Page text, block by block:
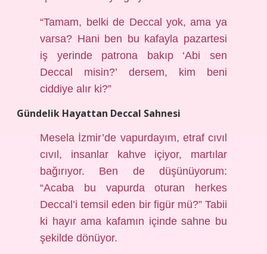
“Tamam, belki de Deccal yok, ama ya
varsa? Hani ben bu kafayla pazartesi
iş yerinde patrona bakıp ‘Abi sen
Deccal misin?’ dersem, kim beni
ciddiye alır ki?”
Gündelik Hayattan Deccal Sahnesi
Mesela İzmir’de vapurdayım, etraf cıvıl
cıvıl, insanlar kahve içiyor, martılar
bağırıyor. Ben de düşünüyorum:
“Acaba bu vapurda oturan herkes
Deccal’i temsil eden bir figür mü?” Tabii
ki hayır ama kafamın içinde sahne bu
şekilde dönüyor.